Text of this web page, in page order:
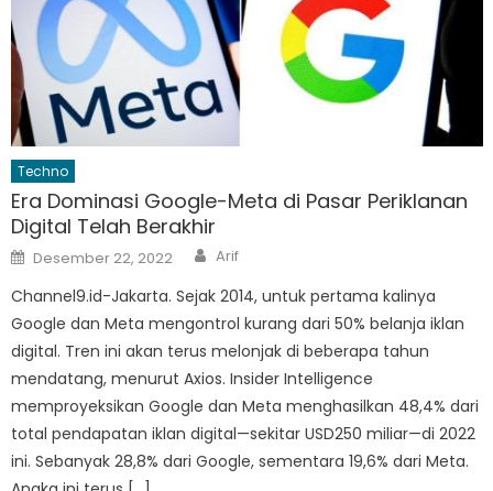
Techno
Era Dominasi Google-Meta di Pasar Periklanan
Digital Telah Berakhir
Posted
on
Desember 22, 2022 Author
Arif
Channel9.id-Jakarta. Sejak 2014, untuk pertama kalinya
Google dan Meta mengontrol kurang dari 50% belanja iklan
digital. Tren ini akan terus melonjak di beberapa tahun
mendatang, menurut Axios. Insider Intelligence
memproyeksikan Google dan Meta menghasilkan 48,4% dari
total pendapatan iklan digital—sekitar USD250 miliar—di 2022
ini. Sebanyak 28,8% dari Google, sementara 19,6% dari Meta.